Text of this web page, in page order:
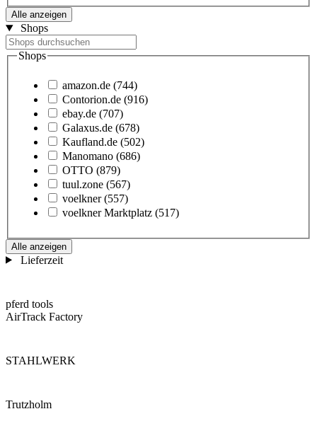
Alle anzeigen
Shops
Shops
amazon.de (744)
Contorion.de (916)
ebay.de (707)
Galaxus.de (678)
Kaufland.de (502)
Manomano (686)
OTTO (879)
tuul.zone (567)
voelkner (557)
voelkner Marktplatz (517)
Alle anzeigen
Lieferzeit
pferd tools
AirTrack Factory
STAHLWERK
Trutzholm